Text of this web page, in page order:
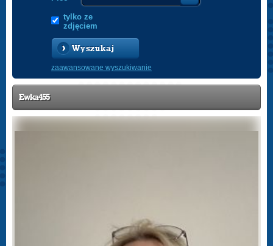
tylko ze
zdjęciem
Wyszukaj
zaawansowane wyszukiwanie
Ewka455